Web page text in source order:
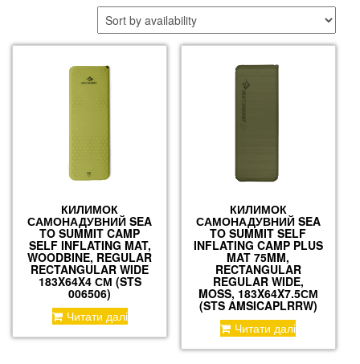
КИЛИМОК
САМОНАДУВНИЙ SEA
TO SUMMIT CAMP
SELF INFLATING MAT,
WOODBINE, REGULAR
RECTANGULAR WIDE
183X64X4 СМ (STS
006506)
Читати далі
КИЛИМОК
САМОНАДУВНИЙ SEA
TO SUMMIT SELF
INFLATING CAMP PLUS
MAT 75MM,
RECTANGULAR
REGULAR WIDE,
MOSS, 183X64X7.5СМ
(STS AMSICAPLRRW)
Читати далі